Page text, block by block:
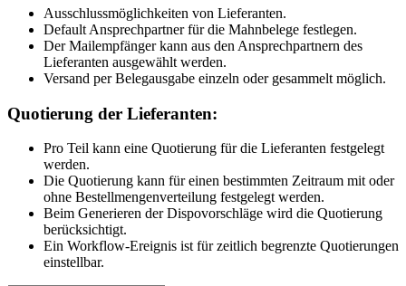
Ausschlussmöglichkeiten von Lieferanten.
Default Ansprechpartner für die Mahnbelege festlegen.
Der Mailempfänger kann aus den Ansprechpartnern des
Lieferanten ausgewählt werden.
Versand per Belegausgabe einzeln oder gesammelt möglich.
Quotierung der Lieferanten:
Pro Teil kann eine Quotierung für die Lieferanten festgelegt
werden.
Die Quotierung kann für einen bestimmten Zeitraum mit oder
ohne Bestellmengenverteilung festgelegt werden.
Beim Generieren der Dispovorschläge wird die Quotierung
berücksichtigt.
Ein Workflow-Ereignis ist für zeitlich begrenzte Quotierungen
einstellbar.